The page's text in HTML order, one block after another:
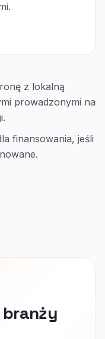
z lokalną
prowadzonymi na
finansowania, jeśli
branży